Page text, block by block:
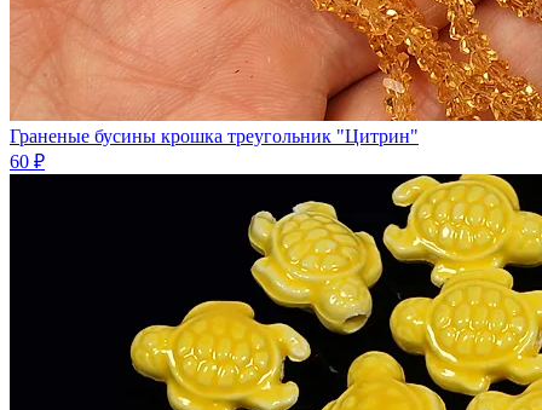
Граненые бусины крошка треугольник "Цитрин"
60 ₽